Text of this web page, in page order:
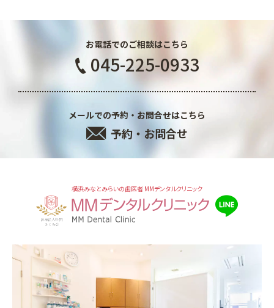
お電話でのご相談はこちら
045-225-0933
メールでの予約・お問合せはこちら
予約・お問合せ
横浜みなとみらいの歯医者 MMデンタルクリニック